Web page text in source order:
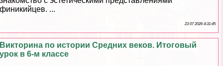
финикийцев. ...
23 07 2026 4:31:45
Викторина по истории Средних веков. Итоговый
урок в 6-м классе